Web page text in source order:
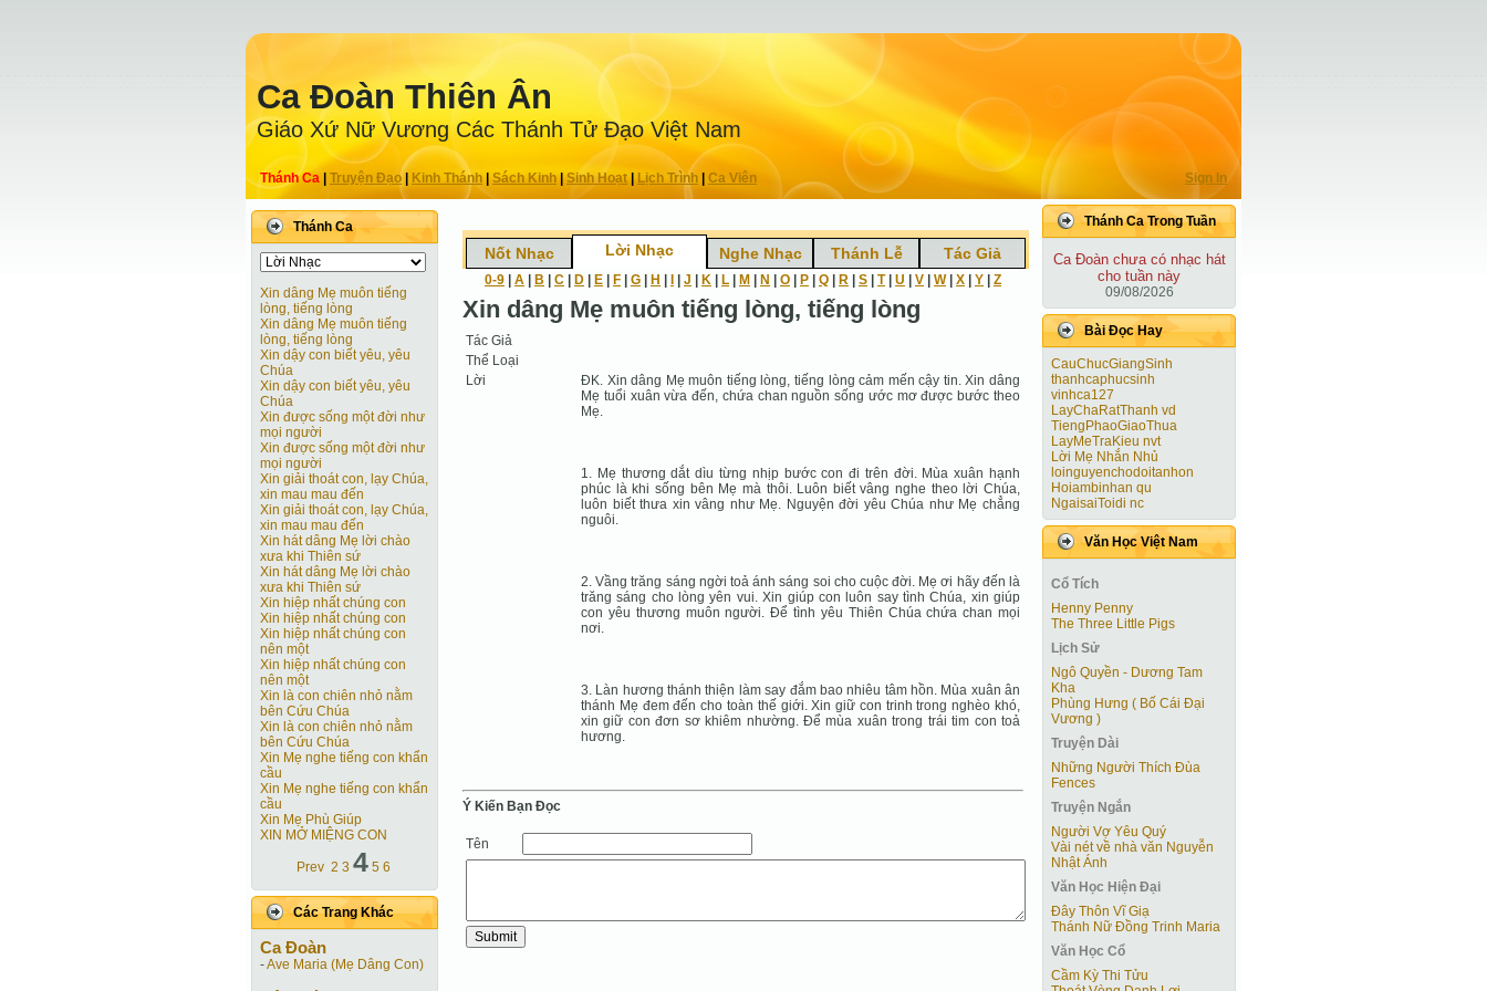
Ca Ðoàn Thiên Ân
Giáo Xứ Nữ Vương Các Thánh Tử Ðạo Việt Nam
Thánh Ca Truyện Ðạo| Kinh Thánh Sách Kinh|Sinh Hoạt| Lịch Trình Ca Viên Sign In
Thánh Ca
Xin dâng Mẹ muôn tiếng
lòng, tiếng lòng
Xin dâng Mẹ muôn tiếng
lòng, tiếng lòng
Xin dậy con biết yêu, yêu
Chúa
Xin dậy con biết yêu, yêu
Chúa
Xin được sống một đời như
mọi người
Xin được sống một đời như
mọi người
Xin giải thoát con, lạy Chúa,
xin mau mau đến
Xin giải thoát con, lạy Chúa,
xin mau mau đến
Xin hát dâng Mẹ lời chào
xưa khi Thiên sứ
Xin hát dâng Mẹ lời chào
xưa khi Thiên sứ
Xin hiệp nhất chúng con
Xin hiệp nhất chúng con
Xin hiệp nhất chúng con
nên một
Xin hiệp nhất chúng con
nên một
Xin là con chiên nhỏ nằm
bên Cứu Chúa
Xin là con chiên nhỏ nằm
bên Cứu Chúa
Xin Mẹ nghe tiếng con khẩn
cầu
Xin Mẹ nghe tiếng con khẩn
cầu
Xin Mẹ Phù Giúp
XIN MỞ MIỆNG CON
Prev 2 3 4 5 6
Các Trang Khác
Ca Ðoàn
-Ave Maria (Mẹ Dâng Con)
Nốt Nhạc Lời Nhạc Nghe Nhạc Thánh Lễ Tác Giả
0-9 A B C D E F G H J K L M N O P Q R S T| U V W| X Y Z
Xin dâng Mẹ muôn tiếng lòng, tiếng lòng
Tác Giả
Thể Loại
Lời
ÐK. Xin dâng Mẹ muôn tiếng lòng, tiếng lòng cảm mến cậy tin. Xin dâng
Mẹ tuổi xuân vừa đến, chứa chan nguồn sống ước mơ được bước theo
Mẹ.
1. Mẹ thương dắt dìu từng nhịp bước con đi trên đời. Mùa xuân hạnh
phúc là khi sống bên Mẹ mà thôi. Luôn biết vâng nghe theo lời Chúa,
luôn biết thưa xin vâng như Mẹ. Nguyện đời yêu Chúa như Mẹ chẳng
nguôi.
2. Vầng trăng sáng ngời toả ánh sáng soi cho cuộc đời. Mẹ ơi hãy đến là
trăng sáng cho lòng yên vui. Xin giúp con luôn say tình Chúa, xin giúp
con yêu thương muôn người. Ðể tình yêu Thiên Chúa chứa chan mọi
nơi.
3. Làn hương thánh thiện làm say đắm bao nhiêu tâm hồn. Mùa xuân ân
thánh Mẹ đem đến cho toàn thế giới. Xin giữ con trinh trong nghèo khó,
xin giữ con đơn sơ khiêm nhường. Ðể mùa xuân trong trái tim con toả
hương.
Ý Kiến Bạn Ðọc
Tên
Thánh Ca Trong Tuần
Ca Ðoàn chưa có nhạc hát
cho tuần này
09/08/2026
Bài Ðọc Hay
CauChucGiangSinh
thanhcaphucsinh
vinhca127
LayChaRatThanh vd
TiengPhaoGiaoThua
LayMeTraKieu nvt
Lời Mẹ Nhắn Nhủ
loinguyenchodoitanhon
Hoiambinhan qu
NgaisaiToidi nc
Văn Học Việt Nam
Cổ Tích
Henny Penny
The Three Little Pigs
Lịch Sử
Ngô Quyền - Dương Tam
Kha
Phùng Hưng ( Bố Cái Đại
Vương )
Truyện Dài
Những Người Thích Đùa
Fences
Truyện Ngắn
Người Vợ Yêu Quý
Vài nét về nhà văn Nguyễn
Nhật Ánh
Văn Học Hiện Ðại
Đây Thôn Vĩ Giạ
Thánh Nữ Đồng Trinh Maria
Văn Học Cổ
Cầm Kỳ Thi Tửu